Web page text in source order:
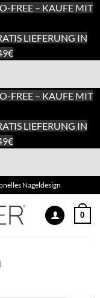
FREE – KAUFE MIT
LIEFERUNG IN
FREE – KAUFE MIT
LIEFERUNG IN
Nageldesign
0